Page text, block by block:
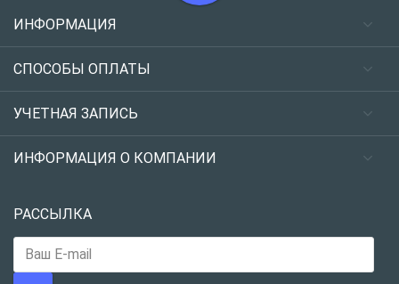
ИНФОРМАЦИЯ
СПОСОБЫ ОПЛАТЫ
УЧЕТНАЯ ЗАПИСЬ
ИНФОРМАЦИЯ О КОМПАНИИ
РАССЫЛКА